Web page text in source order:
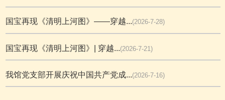
国宝再现《清明上河图》——穿越...(2026-7-28)
国宝再现《清明上河图》| 穿越...(2026-7-21)
我馆党支部开展庆祝中国共产党成...(2026-7-16)